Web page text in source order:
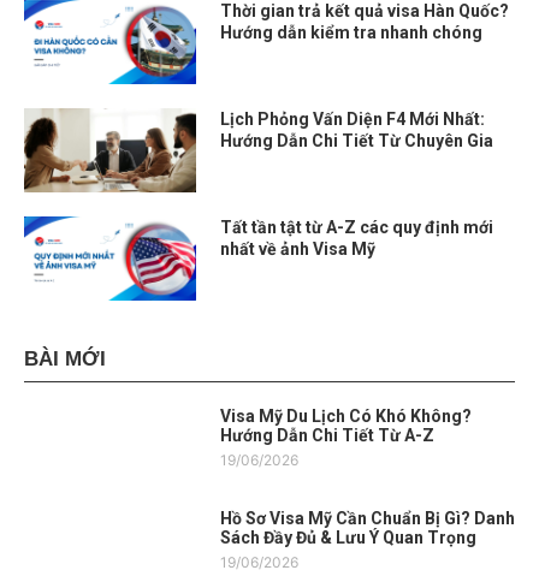
Thời gian trả kết quả visa Hàn Quốc?
Hướng dẫn kiểm tra nhanh chóng
Lịch Phỏng Vấn Diện F4 Mới Nhất:
Hướng Dẫn Chi Tiết Từ Chuyên Gia
Tất tần tật từ A-Z các quy định mới
nhất về ảnh Visa Mỹ
BÀI MỚI
Visa Mỹ Du Lịch Có Khó Không?
Hướng Dẫn Chi Tiết Từ A-Z
19/06/2026
Hồ Sơ Visa Mỹ Cần Chuẩn Bị Gì? Danh
Sách Đầy Đủ & Lưu Ý Quan Trọng
19/06/2026